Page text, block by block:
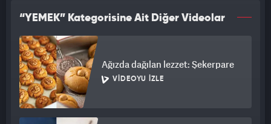
“YEMEK” Kategorisine Ait Diğer Videolar
Ağızda dağılan lezzet: Şekerpare
VIDEOYU İZLE